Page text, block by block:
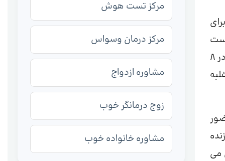
که در چندین کارآزماییِ بالینی در سراسر جهان به اثبات رسیده است. بخش‌های مختلف این کتابِ کار به‌دقت تنظیم شده تا در ۸
می
مرکز تست هوش
مرکز درمان وسواس
مشاوره ازدواج
زوج درمانگر خوب
مشاوره خانواده خوب